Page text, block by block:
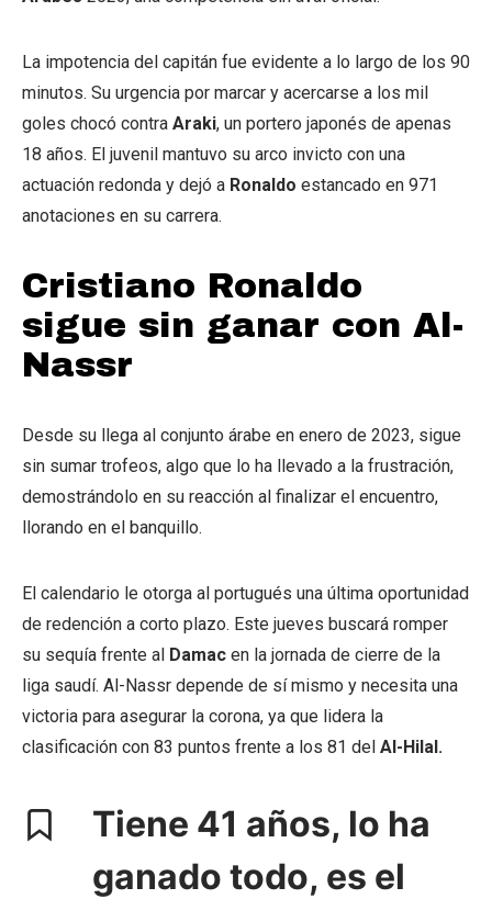
La impotencia del capitán fue evidente a lo largo de los 90
minutos. Su urgencia por marcar y acercarse a los mil
goles chocó contra Araki, un portero japonés de apenas
18 años. El juvenil mantuvo su arco invicto con una
actuación redonda y dejó a Ronaldo estancado en 971
anotaciones en su carrera.
Cristiano Ronaldo
sigue sin ganar con Al-
Nassr
Desde su llega al conjunto árabe en enero de 2023, sigue
sin sumar trofeos, algo que lo ha llevado a la frustración,
demostrándolo en su reacción al finalizar el encuentro,
llorando en el banquillo.
El calendario le otorga al portugués una última oportunidad
de redención a corto plazo. Este jueves buscará romper
su sequía frente al Damac en la jornada de cierre de la
liga saudí. Al-Nassr depende de sí mismo y necesita una
victoria para asegurar la corona, ya que lidera la
clasificación con 83 puntos frente a los 81 del Al-Hilal.
Tiene 41 años, lo ha
ganado todo, es el